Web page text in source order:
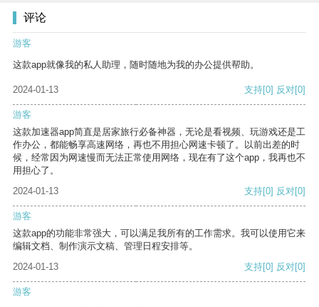
评论
游客
这款app就像我的私人助理，随时随地为我的办公提供帮助。
2024-01-13 支持[0] 反对[0]
游客
这款加速器app简直是居家旅行必备神器，无论是看视频、玩游戏还是工
作办公，都能畅享高速网络，再也不用担心网速卡顿了。以前出差的时
候，经常因为网速慢而无法正常使用网络，现在有了这个app，我再也不
用担心了。
2024-01-13
支持[0] 反对[0]
游客
这款app的功能非常强大，可以满足我所有的工作需求。我可以使用它来
编辑文档、制作演示文稿、管理日程安排等。
2024-01-13
支持[0] 反对[0]
游客